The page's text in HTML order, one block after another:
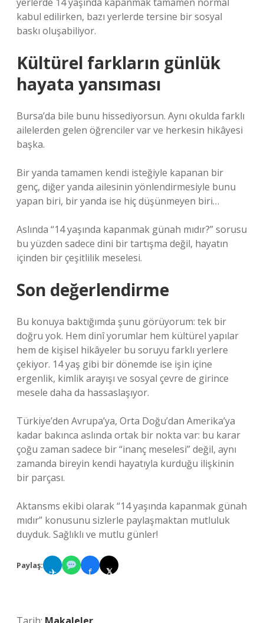
kabul edilirken, bazı yerlerde tersine bir sosyal
baskı oluşabiliyor.
Kültürel farkların günlük
hayata yansıması
Bursa’da bile bunu hissediyorsun. Aynı okulda farklı
ailelerden gelen öğrenciler var ve herkesin hikâyesi
başka.
Bir yanda tamamen kendi isteğiyle kapanan bir
genç, diğer yanda ailesinin yönlendirmesiyle bunu
yapan biri, bir yanda ise hiç düşünmeyen biri…
Aslında “14 yaşında kapanmak günah mıdır?” sorusu
bu yüzden sadece dini bir tartışma değil, hayatın
içinden bir çeşitlilik meselesi.
Son değerlendirme
Bu konuya baktığımda şunu görüyorum: tek bir
doğru yok. Hem dinî yorumlar hem kültürel yapılar
hem de kişisel hikâyeler bu soruyu farklı yerlere
çekiyor. 14 yaş gibi bir dönemde ise işin içine
ergenlik, kimlik arayışı ve sosyal çevre de girince
mesele daha da hassaslaşıyor.
Türkiye’den Avrupa’ya, Orta Doğu’dan Amerika’ya
kadar bakınca aslında ortak bir nokta var: bu karar
çoğu zaman sadece bir “inanç meselesi” değil, aynı
zamanda bireyin kendi hayatıyla kurduğu ilişkinin
bir parçası.
Aktansms ekibi olarak “14 yaşında kapanmak günah
mıdır” konusunu sizlerle paylaşmaktan mutluluk
duyduk. Sağlıklı ve mutlu günler!
Paylaş:
✈ f 𝕏